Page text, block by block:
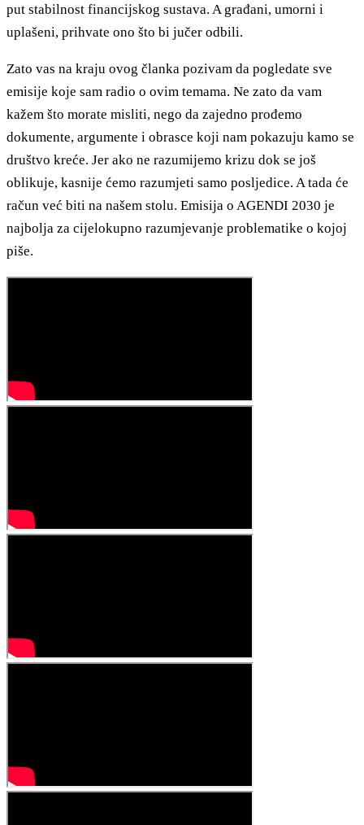
put stabilnost financijskog sustava. A građani, umorni i
uplašeni, prihvate ono što bi jučer odbili.
Zato vas na kraju ovog članka pozivam da pogledate sve
emisije koje sam radio o ovim temama. Ne zato da vam
kažem što morate misliti, nego da zajedno prođemo
dokumente, argumente i obrasce koji nam pokazuju kamo se
društvo kreće. Jer ako ne razumijemo krizu dok se još
oblikuje, kasnije ćemo razumjeti samo posljedice. A tada će
račun već biti na našem stolu. Emisija o AGENDI 2030 je
najbolja za cijelokupno razumjevanje problematike o kojoj
piše.